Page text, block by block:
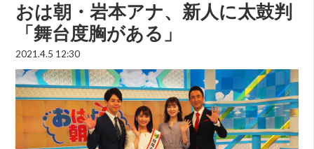
おは朝・岩本アナ、新人に太鼓判
「舞台度胸がある」
2021.4.5 12:30